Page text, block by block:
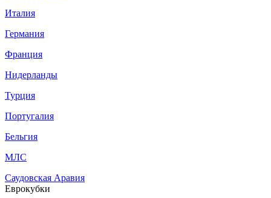
Италия
Германия
Франция
Нидерланды
Турция
Португалия
Бельгия
МЛС
Саудовская Аравия
Еврокубки